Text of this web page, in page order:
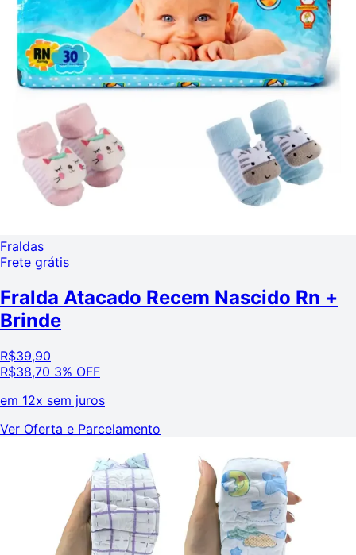
Fraldas
Frete grátis
Fralda Atacado Recem Nascido Rn +
Brinde
R$39,90
R$38,70 3% OFF
em 12x sem juros
Ver Oferta e Parcelamento